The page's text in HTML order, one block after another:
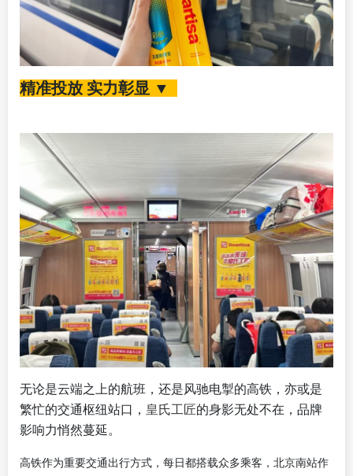
精准投放 实力彰显 ▼
无论是云端之上的航班，还是风驰电掣的高铁，亦或是
繁忙的交通枢纽站口， 皇氏工匠的身影无处不在，品牌
影响力悄然蔓延。
高铁作为重要交通出行方式，每日都搭载众多乘客，北京南站作